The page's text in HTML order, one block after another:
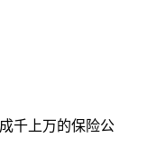
千上万的保险公